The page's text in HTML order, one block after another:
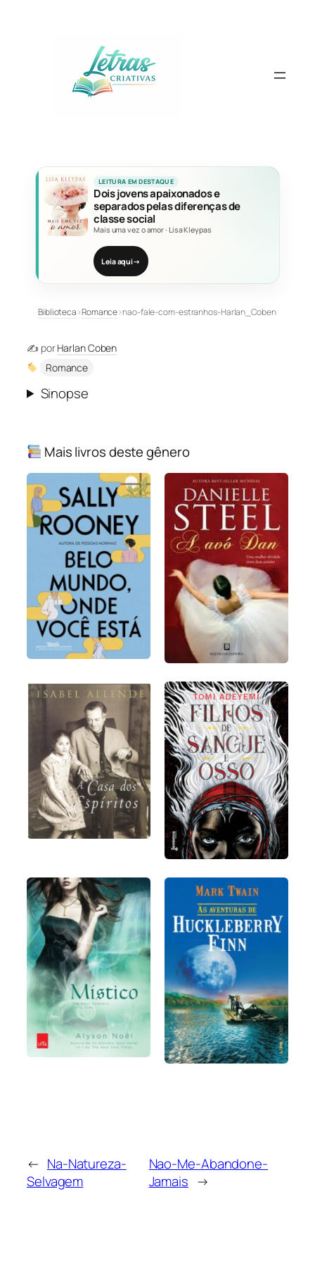
LEITURA EM DESTAQUE
Dois jovens apaixonados e
separados pelas diferenças de
classe social
Mais uma vez o amor· Lisa Kleypas
Leia aqui→
Biblioteca›Romance›nao-fale-com-estranhos-Harlan_Coben
✍️ porHarlan Coben
Romance
Sinopse
Mais livros deste gênero
← Na-Natureza-
Selvagem
Nao-Me-Abandone-
Jamais →